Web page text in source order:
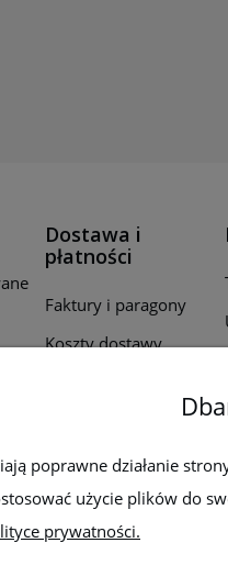
Dostawa i
płatności
Faktury i paragony
Koszty dostawy
poprawne działanie
użycie plików do
prywatności.